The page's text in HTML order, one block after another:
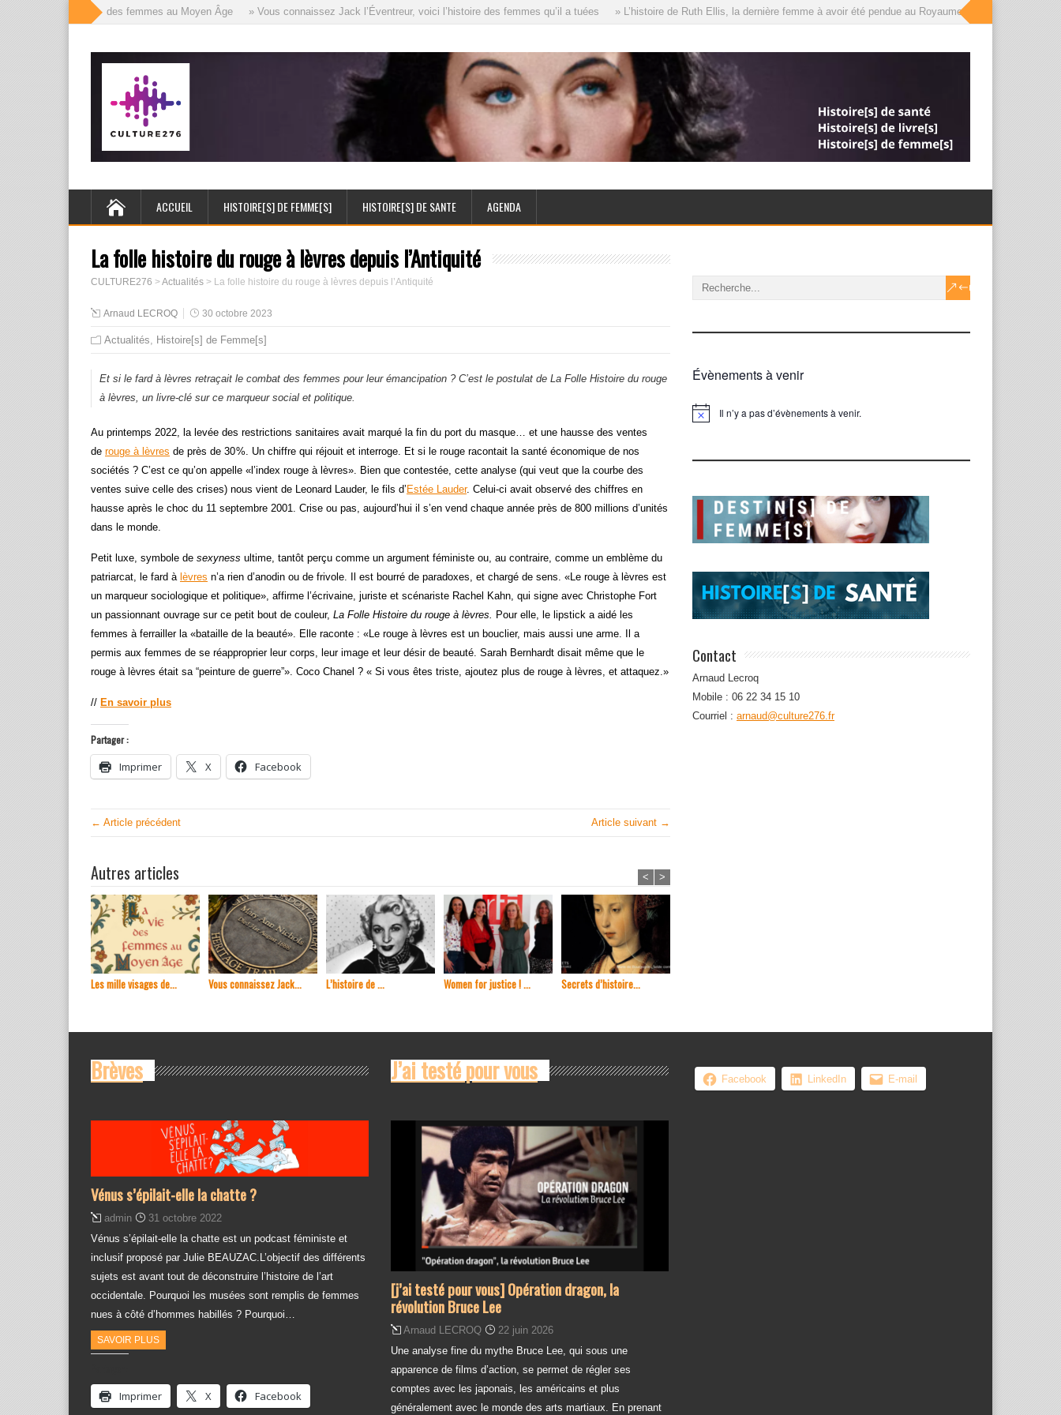
» Les mille visages des femmes au Moyen Âge » Vous connaissez Jack l’Éventreur, voici l’histoire des femmes qu’il a tuées » L’histoire de Ruth Ellis, la dernière femme à avoir été pendue au Royaume-Uni, que le roi a
ACCUEIL HISTOIRE[S] DE FEMME[S] HISTOIRE[S] DE SANTE AGENDA
La folle histoire du rouge à lèvres depuis l’Antiquité
CULTURE276 >Actualités > La folle histoire du rouge à lèvres depuis l’Antiquité
Arnaud LECROQ 30 octobre 2023
Actualités, Histoire[s] de Femme[s]
Et si le fard à lèvres retraçait le combat des femmes pour leur émancipation ? C’est le postulat de La Folle Histoire du rouge
à lèvres, un livre-clé sur ce marqueur social et politique.
Au printemps 2022, la levée des restrictions sanitaires avait marqué la fin du port du masque… et une hausse des ventes
de rouge à lèvres de près de 30 %. Un chiffre qui réjouit et interroge. Et si le rouge racontait la santé économique de nos
sociétés ? C’est ce qu’on appelle «l’index rouge à lèvres». Bien que contestée, cette analyse (qui veut que la courbe des
ventes suive celle des crises) nous vient de Leonard Lauder, le fils d’ Estée Lauder. Celui-ci avait observé des chiffres en
hausse après le choc du 11 septembre 2001. Crise ou pas, aujourd’hui il s’en vend chaque année près de 800 millions d’unités
dans le monde.
Petit luxe, symbole de sexyness ultime, tantôt perçu comme un argument féministe ou, au contraire, comme un emblème du
patriarcat, le fard à lèvres n’a rien d’anodin ou de frivole. Il est bourré de paradoxes, et chargé de sens. «Le rouge à lèvres est
un marqueur sociologique et politique», affirme l’écrivaine, juriste et scénariste Rachel Kahn, qui signe avec Christophe Fort
un passionnant ouvrage sur ce petit bout de couleur, La Folle Histoire du rouge à lèvres. Pour elle, le lipstick a aidé les
femmes à ferrailler la «bataille de la beauté». Elle raconte : «Le rouge à lèvres est un bouclier, mais aussi une arme. Il a
permis aux femmes de se réapproprier leur corps, leur image et leur désir de beauté. Sarah Bernhardt disait même que le
rouge à lèvres était sa “peinture de guerre”». Coco Chanel ? « Si vous êtes triste, ajoutez plus de rouge à lèvres, et attaquez.»
// En savoir plus
Partager :
Imprimer X Facebook
← Article précédent Article suivant →
Autres articles
Les mille visages de... Vous connaissez Jack... L’histoire de ... Women for justice ! ... Secrets d’histoire...
< >
Évènements à venir
Notice Il n’y a pas d’évènements à venir.
Contact
Arnaud Lecroq
Mobile : 06 22 34 15 10
Courriel : arnaud@culture276.fr
Brèves
Vénus s’épilait-elle la chatte ?
admin
31 octobre 2022
Vénus s’épilait-elle la chatte est un podcast féministe et
inclusif proposé par Julie BEAUZAC.L’objectif des différents
sujets est avant tout de déconstruire l’histoire de l’art
occidentale. Pourquoi les musées sont remplis de femmes
nues à côté d’hommes habillés ? Pourquoi…
SAVOIR PLUS
Imprimer X Facebook
J’ai testé pour vous
[j’ai testé pour vous] Opération dragon, la
révolution Bruce Lee
Arnaud LECROQ
22 juin 2026
Une analyse fine du mythe Bruce Lee, qui sous une
apparence de films d’action, se permet de régler ses
comptes avec les japonais, les américains et plus
généralement avec le monde des arts martiaux. En prenant
Facebook LinkedIn E-mail